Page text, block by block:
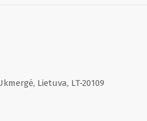
Lietuva, LT-20109